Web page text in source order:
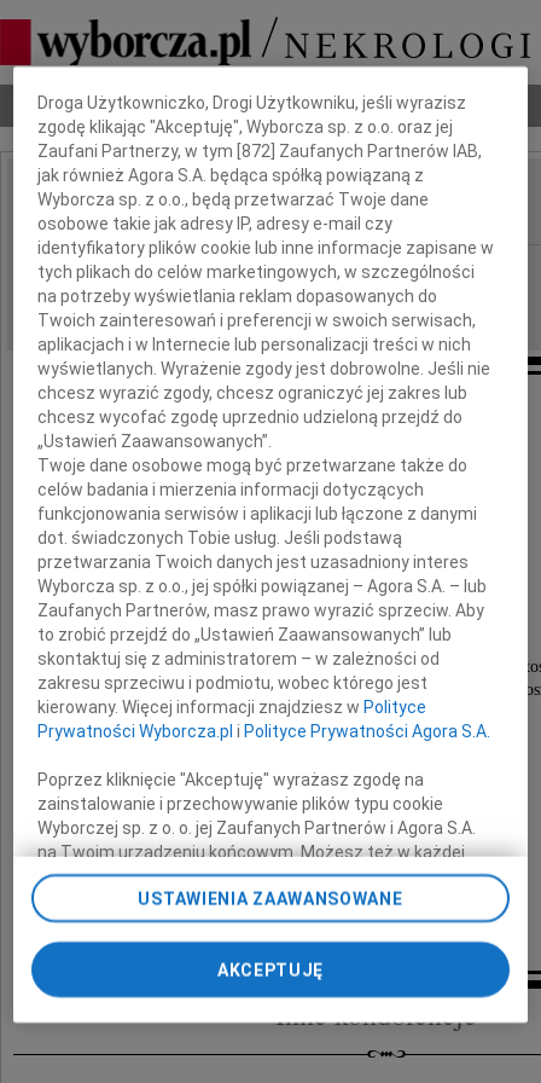
Nekrologi Odeszli Poradnik pogrzebowy
IMIĘ I NAZWISKO: Piotr Bachurzewski
REGION: Warszawa
DATA EMISJI: 24.03.2026
Zmarł
Piotr Bachurzewski
chemik, uczestnik opozycji demokratycznej.
Współorganizator Stowarzyszenia Skwer Władysława
krzewiącego wartości wyznawane przez śp. prof. W.
Żonie Marcie
i Synowi Mateuszowi
przekazujemy serdeczne wyrazy współczucia
Janek, Irena, Marcin
Inne kondolencje
Dbamy o Twoją prywatność
Droga Użytkowniczko, Drogi Użytkowniku, jeśli wyrazisz
zgodę klikając "Akceptuję", Wyborcza sp. z o.o. oraz jej
Zaufani Partnerzy, w tym [872 ] Zaufanych Partnerów IAB,
jak również Agora S.A. będąca spółką powiązaną z
Wyborcza sp. z o.o., będą przetwarzać Twoje dane
osobowe takie jak adresy IP, adresy e-mail czy
identyfikatory plików cookie lub inne informacje zapisane w
tych plikach do celów marketingowych, w szczególności
na potrzeby wyświetlania reklam dopasowanych do
Twoich zainteresowań i preferencji w swoich serwisach,
aplikacjach i w Internecie lub personalizacji treści w nich
wyświetlanych. Wyrażenie zgody jest dobrowolne. Jeśli nie
chcesz wyrazić zgody, chcesz ograniczyć jej zakres lub
chcesz wycofać zgodę uprzednio udzieloną przejdź do
„Ustawień Zaawansowanych”.
Twoje dane osobowe mogą być przetwarzane także do
celów badania i mierzenia informacji dotyczących
funkcjonowania serwisów i aplikacji lub łączone z danymi
dot. świadczonych Tobie usług. Jeśli podstawą
przetwarzania Twoich danych jest uzasadniony interes
Wyborcza sp. z o.o., jej spółki powiązanej – Agora S.A. – lub
Zaufanych Partnerów, masz prawo wyrazić sprzeciw. Aby
to zrobić przejdź do „Ustawień Zaawansowanych” lub
skontaktuj się z administratorem – w zależności od
zakresu sprzeciwu i podmiotu, wobec którego jest
kierowany. Więcej informacji znajdziesz w Polityce
Prywatności Wyborcza.pl i Polityce Prywatności Agora S.A.
Poprzez kliknięcie "Akceptuję" wyrażasz zgodę na
zainstalowanie i przechowywanie plików typu cookie
Wyborczej sp. z o. o. jej Zaufanych Partnerów i Agora S.A.
na Twoim urządzeniu końcowym. Możesz też w każdej
chwili zmienić swoje preferencje dot. plików cookie,
ponownie wywołując narzędzie do zarządzania Twoimi
preferencjami dot. przetwarzania danych poprzez
odnośnik „Ustawienia prywatności” w stopce serwisu i
przechodząc do sekcji „Ustawienia zaawansowane”.
Zmiana ustawień plików cookie możliwa jest także za
pomocą ustawień przeglądarki.
USTAWIENIA ZAAWANSOWANE
AKCEPTUJĘ